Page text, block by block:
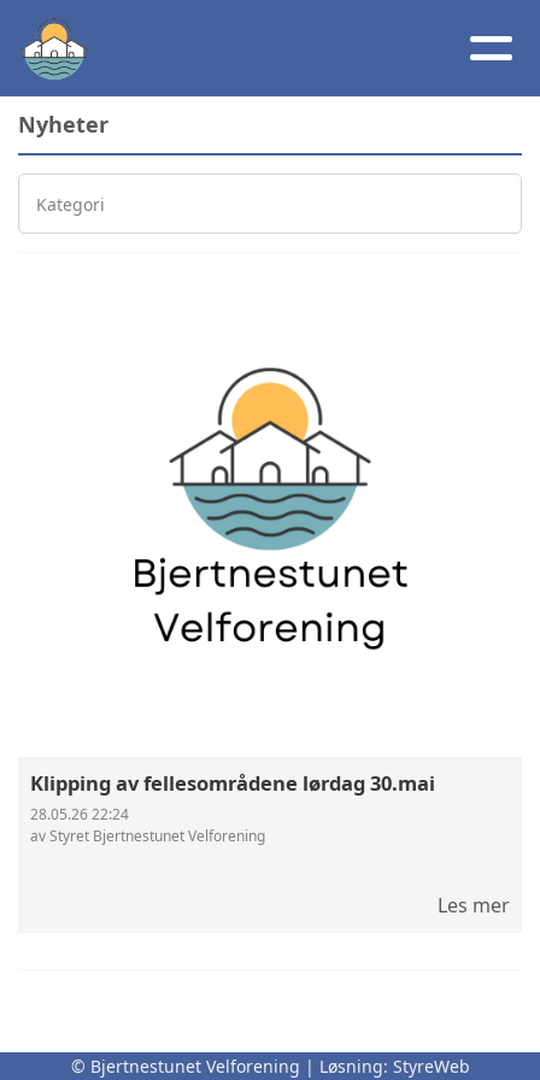
Nyheter
Kategori
Klipping av fellesområdene lørdag 30.mai
28.05.26 22:24
av Styret Bjertnestunet Velforening
Les mer
© Bjertnestunet Velforening | Løsning: StyreWeb